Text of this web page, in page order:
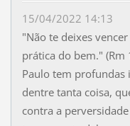
15/04/2022 14:13
"Não te deixes
prática do bem." (Rm
Paulo tem profundas
dentre tanta coisa,
contra a